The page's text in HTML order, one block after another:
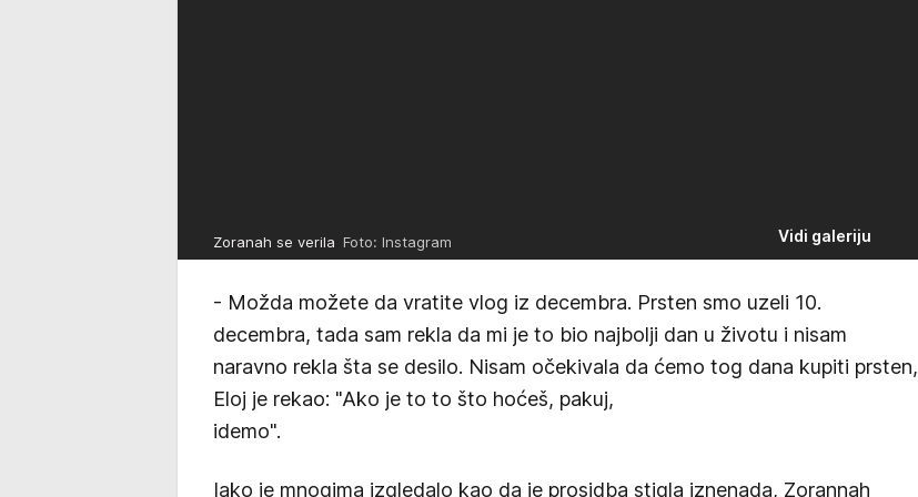
Vidi galeriju
Zoranah se verila Foto: Instagram
- Možda možete da vratite vlog iz decembra. Prsten smo uzeli 10.
decembra, tada sam rekla da mi je to bio najbolji dan u životu i nisam
naravno rekla šta se desilo. Nisam očekivala da ćemo tog dana kupiti prsten,
Eloj je rekao: "Ako je to to što hoćeš, pakuj,
idemo".
Iako je mnogima izgledalo kao da je prosidba stigla iznenada, Zorannah